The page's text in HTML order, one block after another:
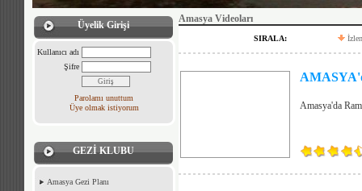
Üyelik Girişi
Kullanıcı adı
Şifre
Parolamı unuttum
Üye olmak istiyorum
GEZİ KLUBU
Amasya Gezi Planı
Amasya Videoları
SIRALA:
Amasya'da